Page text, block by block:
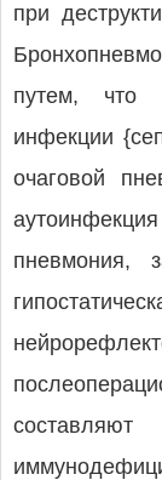
при
путем, что
инфекции
очаговой
пневмония,